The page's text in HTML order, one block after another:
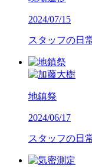
2024/07/15
スタッフの日
地鎮祭
2024/06/17
スタッフの日